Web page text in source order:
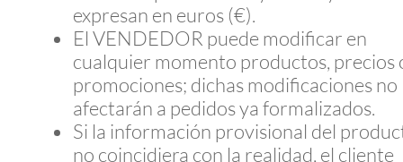
expresan en euros (€).
El VENDEDOR puede modificar en
cualquier momento productos, precios
promociones; dichas modificaciones no
afectarán a pedidos ya formalizados.
Si la información provisional del
no coincidiera con la realidad, el cliente